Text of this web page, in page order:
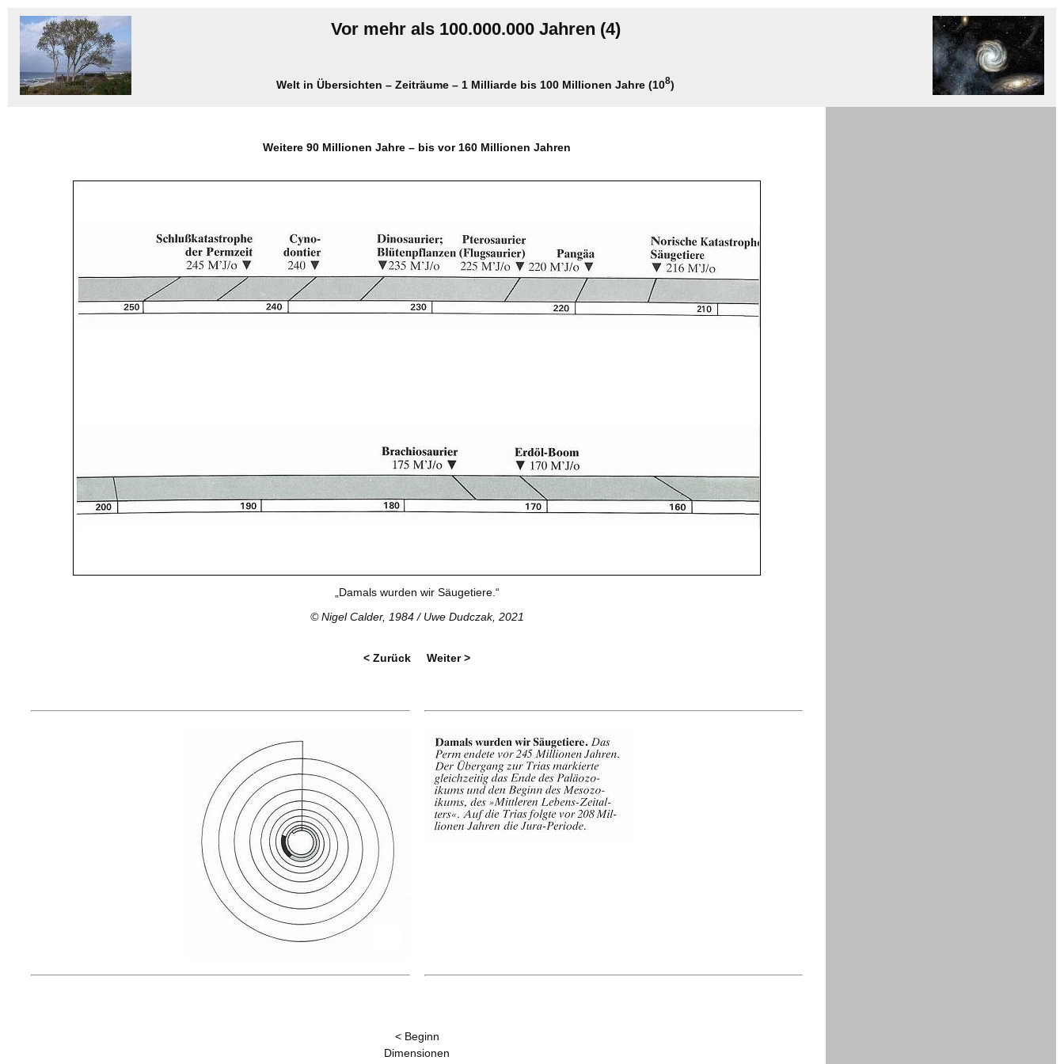
Vor mehr als 100.000.000 Jahren (4)
Welt in Übersichten – Zeiträume – 1 Milliarde bis 100 Millionen Jahre (108)
Weitere 90 Millionen Jahre – bis vor 160 Millionen Jahren
„Damals wurden wir Säugetiere.“
© Nigel Calder, 1984 / Uwe Dudczak, 2021
< Zurück Weiter >
< Beginn
Dimensionen